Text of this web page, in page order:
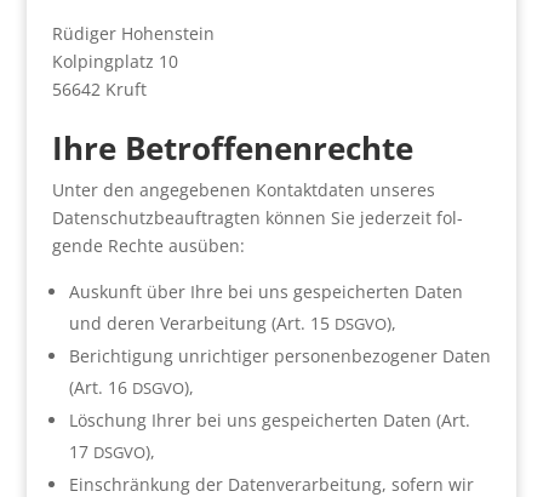
Rüdi­ger Hohen­stein
Kol­ping­platz 10
56642 Kruft
Ihre Betrof­fe­nen­rech­te
Unter den ange­ge­be­nen Kon­takt­da­ten unse­res
Daten­schutz­be­auf­trag­ten kön­nen Sie jeder­zeit fol­
gen­de Rech­te aus­üben:
Aus­kunft über Ihre bei uns gespei­cher­ten Daten
und deren Ver­ar­bei­tung (Art. 15 DSGVO),
Berich­ti­gung unrich­ti­ger per­so­nen­be­zo­ge­ner Daten
(Art. 16 DSGVO),
Löschung Ihrer bei uns gespei­cher­ten Daten (Art.
17 DSGVO),
Ein­schrän­kung der Daten­ver­ar­bei­tung, sofern wir